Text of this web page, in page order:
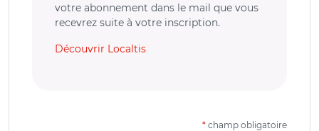
votre abonnement dans le mail que vous
recevrez suite à votre inscription.
Découvrir Localtis
* champ obligatoire